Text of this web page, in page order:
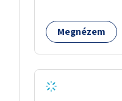
területek
Megnézem